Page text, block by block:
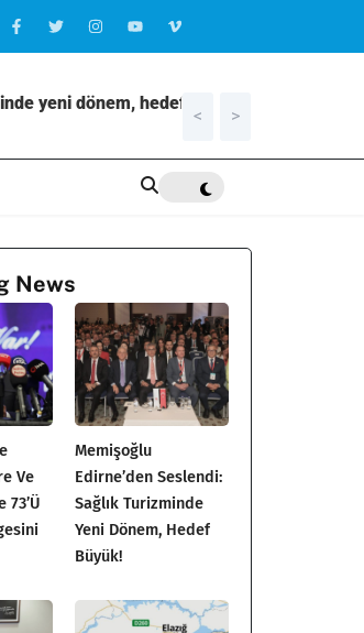
yeni dönem, hedef
21:31
< >
News
Ve
73’ü
Memişoğlu
Edirne’den Seslendi:
Sağlık Turizminde
Yeni Dönem, Hedef
Büyük!